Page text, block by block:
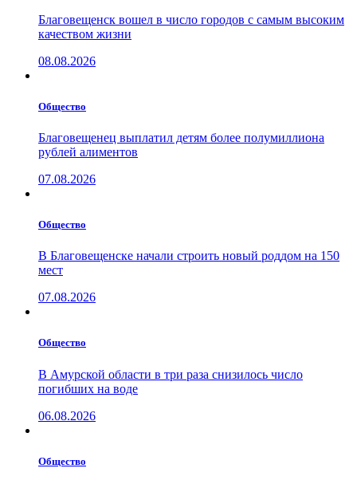
Благовещенск вошел в число городов с самым высоким
качеством жизни
08.08.2026
Общество
Благовещенец выплатил детям более полумиллиона
рублей алиментов
07.08.2026
Общество
В Благовещенске начали строить новый роддом на 150
мест
07.08.2026
Общество
В Амурской области в три раза снизилось число
погибших на воде
06.08.2026
Общество